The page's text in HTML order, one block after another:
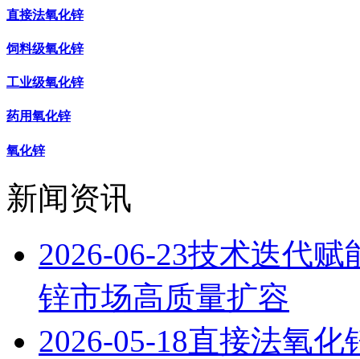
直接法氧化锌
饲料级氧化锌
工业级氧化锌
药用氧化锌
氧化锌
新闻资讯
2026-06-23技术迭代赋
锌市场高质量扩容
2026-05-18直接法氧化